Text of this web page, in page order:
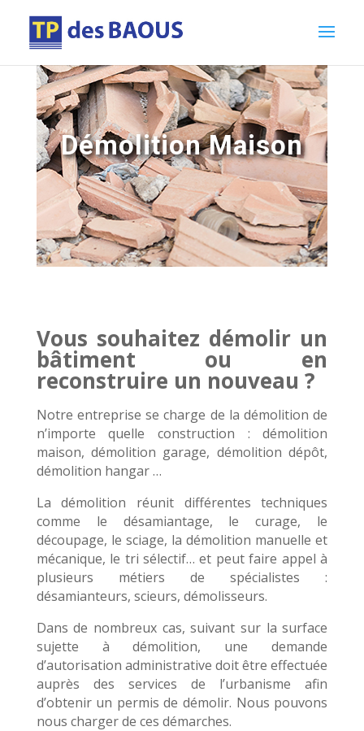
Démolition Maison
Vous souhaitez démolir un
bâtiment ou en
reconstruire un nouveau ?
Notre entreprise se charge de la démolition de
n’importe quelle construction : démolition
maison, démolition garage, démolition dépôt,
démolition hangar …
La démolition réunit différentes techniques
comme le désamiantage, le curage, le
découpage, le sciage, la démolition manuelle et
mécanique, le tri sélectif… et peut faire appel à
plusieurs métiers de spécialistes :
désamianteurs, scieurs, démolisseurs.
Dans de nombreux cas, suivant sur la surface
sujette à démolition, une demande
d’autorisation administrative doit être effectuée
auprès des services de l’urbanisme afin
d’obtenir un permis de démolir. Nous pouvons
nous charger de ces démarches.